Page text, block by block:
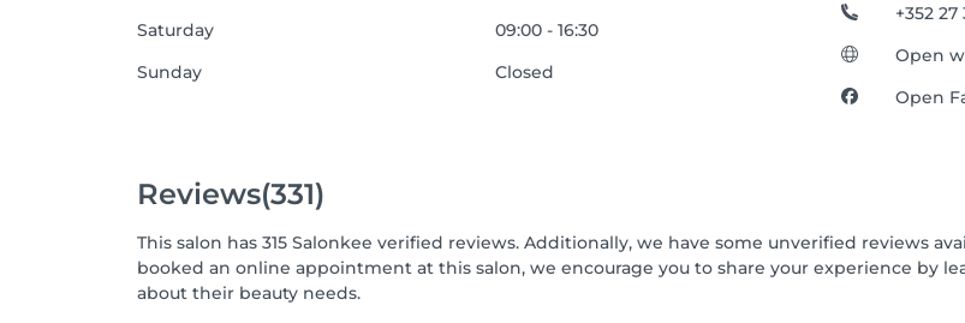
Saturday
09:00 - 16:30
Sunday
Closed
+352
Open
Open
Reviews(331)
This salon has 315 Salonkee verified reviews. Additionally, we have some unverified reviews
booked an online appointment at this salon, we encourage you to share your experience by
about their beauty needs.